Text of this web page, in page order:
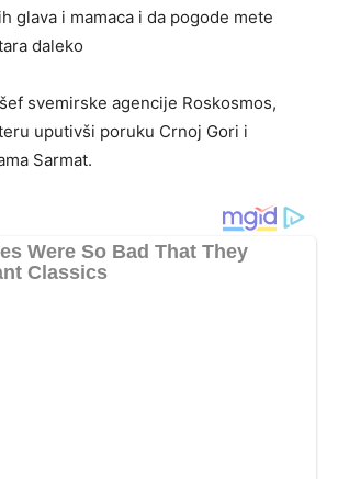
glava i mamaca i da pogode mete
daleko
šef svemirske agencije Roskosmos,
uputivši poruku Crnoj Gori i
Sarmat.